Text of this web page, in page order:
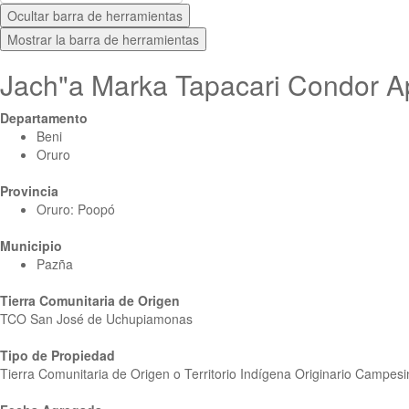
Ocultar barra de herramientas
Mostrar la barra de herramientas
Jach"a Marka Tapacari Condor
Departamento
Beni
Oruro
Provincia
Oruro: Poopó
Municipio
Pazña
Tierra Comunitaria de Origen
TCO San José de Uchupiamonas
Tipo de Propiedad
Tierra Comunitaria de Origen o Territorio Indígena Originario